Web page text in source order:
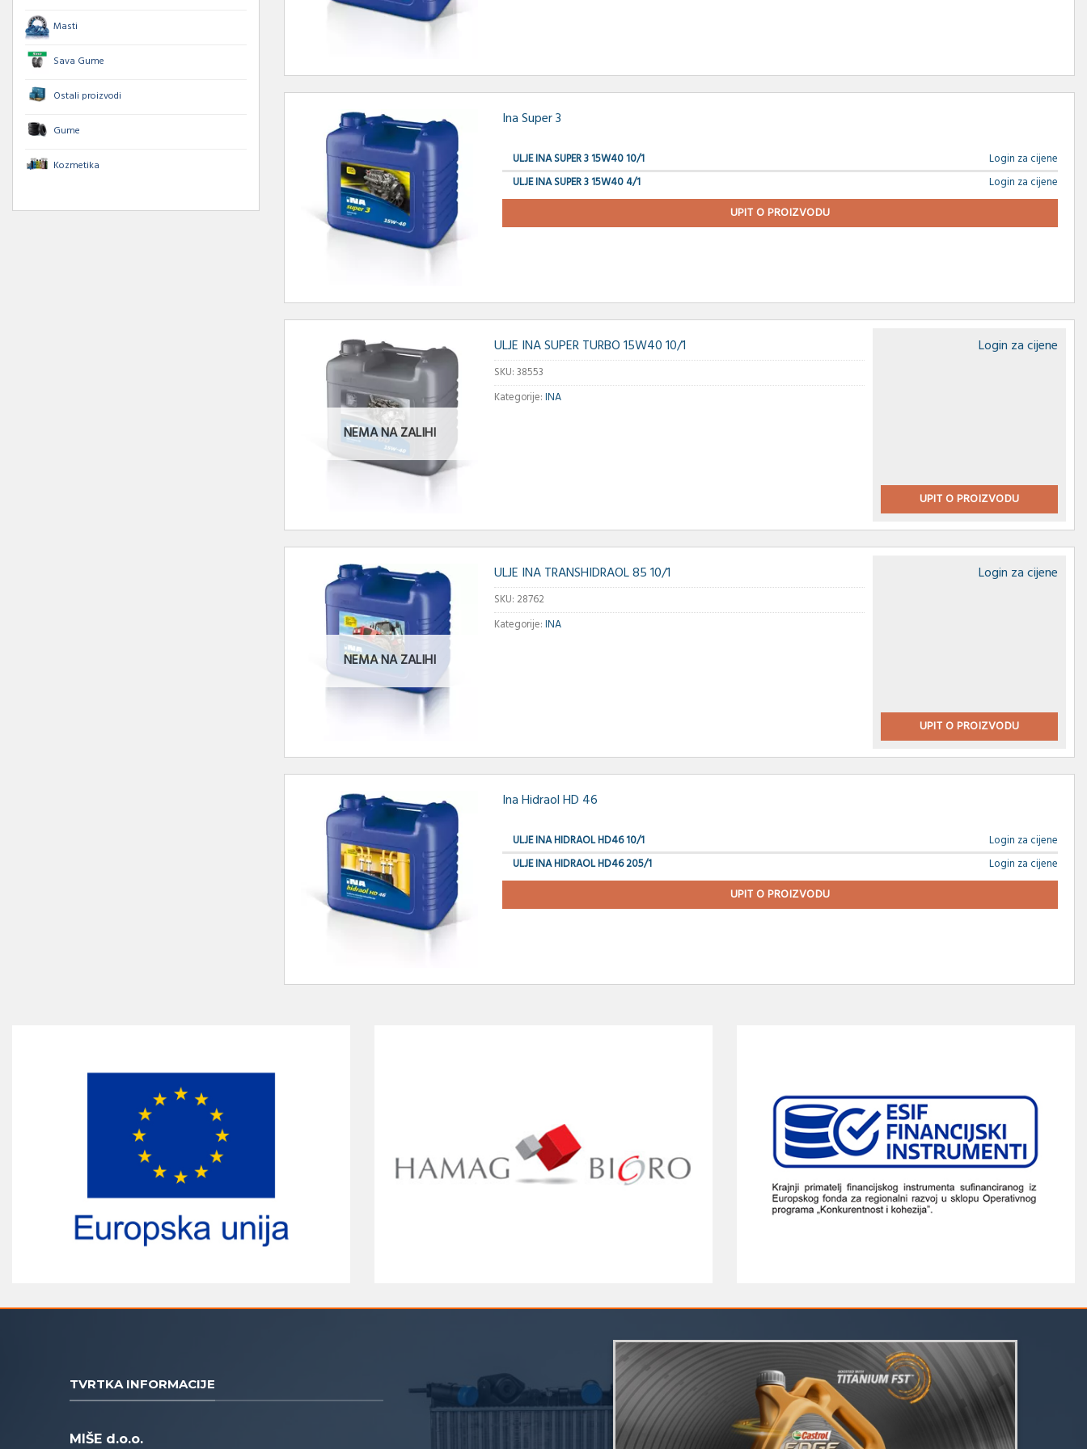
Masti
Sava Gume
Ostali proizvodi
Gume
Kozmetika
Ina Super 3
ULJE INA SUPER 3 15W40 10/1
Login za cijene
ULJE INA SUPER 3 15W40 4/1
Login za cijene
UPIT O PROIZVODU
NEMA NA ZALIHI
ULJE INA SUPER TURBO 15W40 10/1
SKU:38553
Kategorije:INA
Login za cijene
UPIT O PROIZVODU
NEMA NA ZALIHI
ULJE INA TRANSHIDRAOL 85 10/1
SKU: 28762
Kategorije:INA
Login za cijene
UPIT O PROIZVODU
Ina Hidraol HD 46
ULJE INA HIDRAOL HD46 10/1
Login za cijene
ULJE INA HIDRAOL HD46 205/1
Login za cijene
UPIT O PROIZVODU
TVRTKA INFORMACIJE
MIŠE d.o.o.